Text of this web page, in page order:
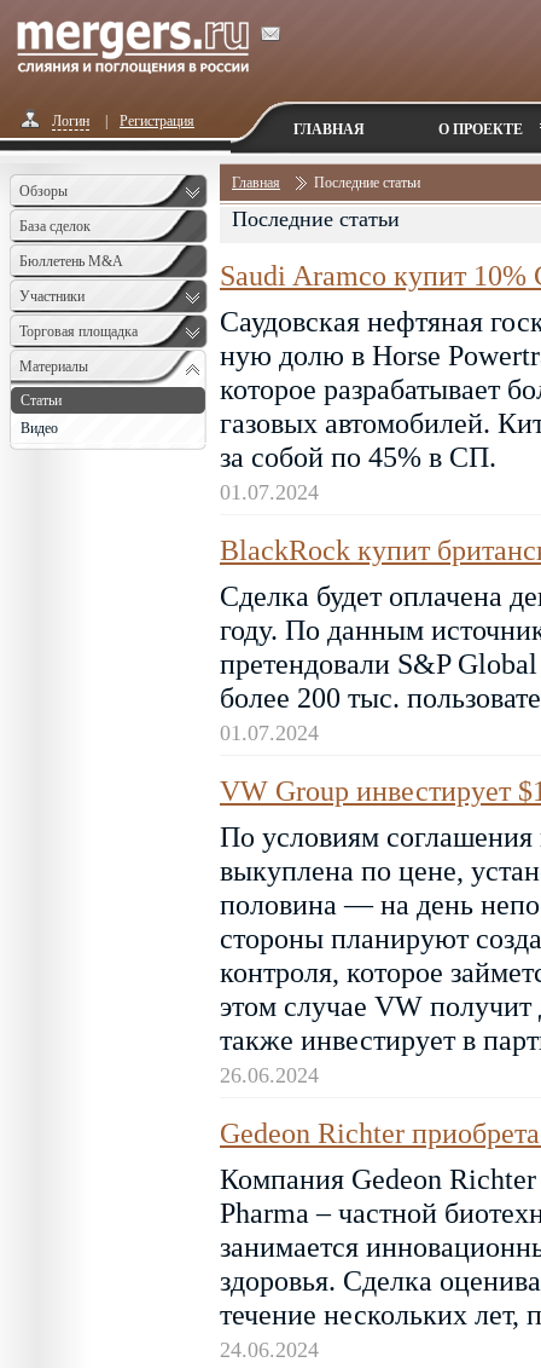
Логин Регистрация ГЛАВНАЯ О ПРОЕКТЕ
Обзоры
База сделок
Бюллетень M&A
Monthly
Участники
Торговая площадка
Материалы
Статьи
Видео
Главная Последние статьи
Последние статьи
Saudi Aramco купит
Саудовская нефтяная
ную долю в Horse
которое разрабатывает
газовых автомобилей.
за собой по 45% в СП.
01.07.2024
BlackRock купит
Сделка будет оплачена
году. По данным
претендовали S&P
более 200 тыс.
01.07.2024
VW Group инвестирует
По условиям
выкуплена по цене,
половина — на день
стороны планируют
контроля, которое
этом случае VW
также инвестирует в
26.06.2024
Gedeon Richter
Компания Gedeon Richter
Pharma – частной
занимается
здоровья. Сделка
течение нескольких лет,
24.06.2024